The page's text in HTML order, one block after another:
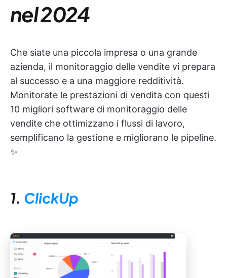
nel 2024
Che siate una piccola impresa o una grande
azienda, il monitoraggio delle vendite vi prepara
al successo e a una maggiore redditività.
Monitorate le prestazioni di vendita con questi
10 migliori software di monitoraggio delle
vendite che ottimizzano i flussi di lavoro,
semplificano la gestione e migliorano le pipeline.
✨
1. ClickUp